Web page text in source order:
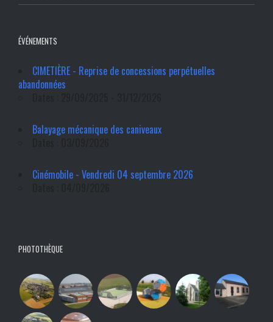
ÉVÉNEMENTS
CIMETIÈRE - Reprise de concessions perpétuelles
abandonnées
Balayage mécanique des caniveaux
Cinémobile - Vendredi 04 septembre 2026
PHOTOTHÈQUE